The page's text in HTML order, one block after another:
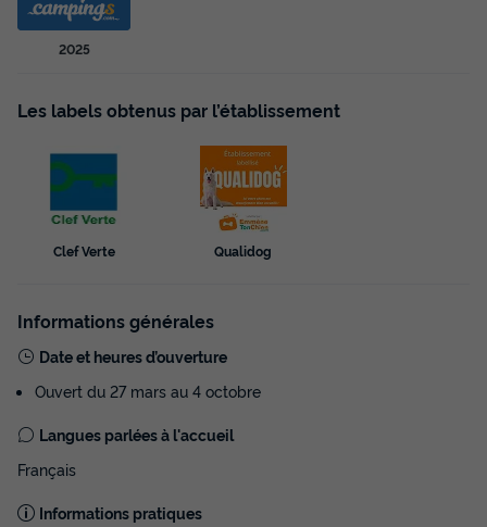
MOBILHOME 6 personnes - Mobil-home |
Comfort | 2 Ch. | 4/6 Pers. | Terrasse
32m²
Adultes
4
Terrasse couverte Animaux autorisés *
Congélateur
Réfrigérateur
+ 3
MOBILHOME 6 personnes - Mobil-home | Comfort | 2 Ch. |
2025
Les labels obtenus par l’établissement
Clef Verte Qualidog
Informations générales
Date et heures d’ouverture
Ouvert du 27 mars au 4 octobre
Langues parlées à l'accueil
Français
Informations pratiques